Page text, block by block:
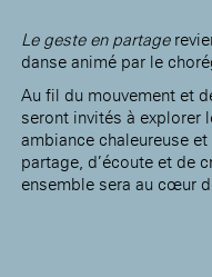
Le geste en partage
danse animé par le
Au fil du mouvement et
seront invités à explorer
ambiance chaleureuse
partage, d’écoute et de
ensemble sera au cœur